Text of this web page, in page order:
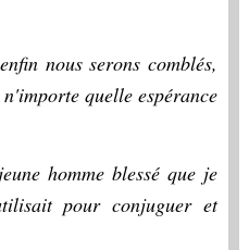
nous serons comblés,
quelle espérance
homme blessé que je
pour conjuguer et